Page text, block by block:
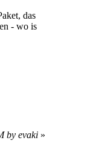
das
- wo is
by evaki »